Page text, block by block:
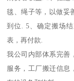
毯、绳子等，以做妥
到位. 5、确定搬场
表，再付款.
我公司内部体系完善
服务，工厂搬迁信息